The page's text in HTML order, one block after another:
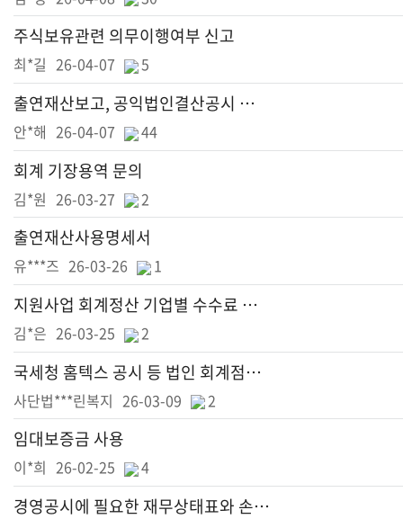
주식보유관련 의무이행여부 신고
최*길 26-04-07 5
출연재산보고, 공익법인결산공시 통합 신고
안*해 26-04-07 44
회계 기장용역 문의
김*원 26-03-27 2
출연재산사용명세서
유***즈 26-03-26 1
지원사업 회계정산 기업별 수수료 문의
김*은 26-03-25 2
국세청 홈텍스 공시 등 법인 회계점검 문의
사단법***린복지 26-03-09 2
임대보증금 사용
이*희 26-02-25 4
경영공시에 필요한 재무상태표와 손익계산서작성